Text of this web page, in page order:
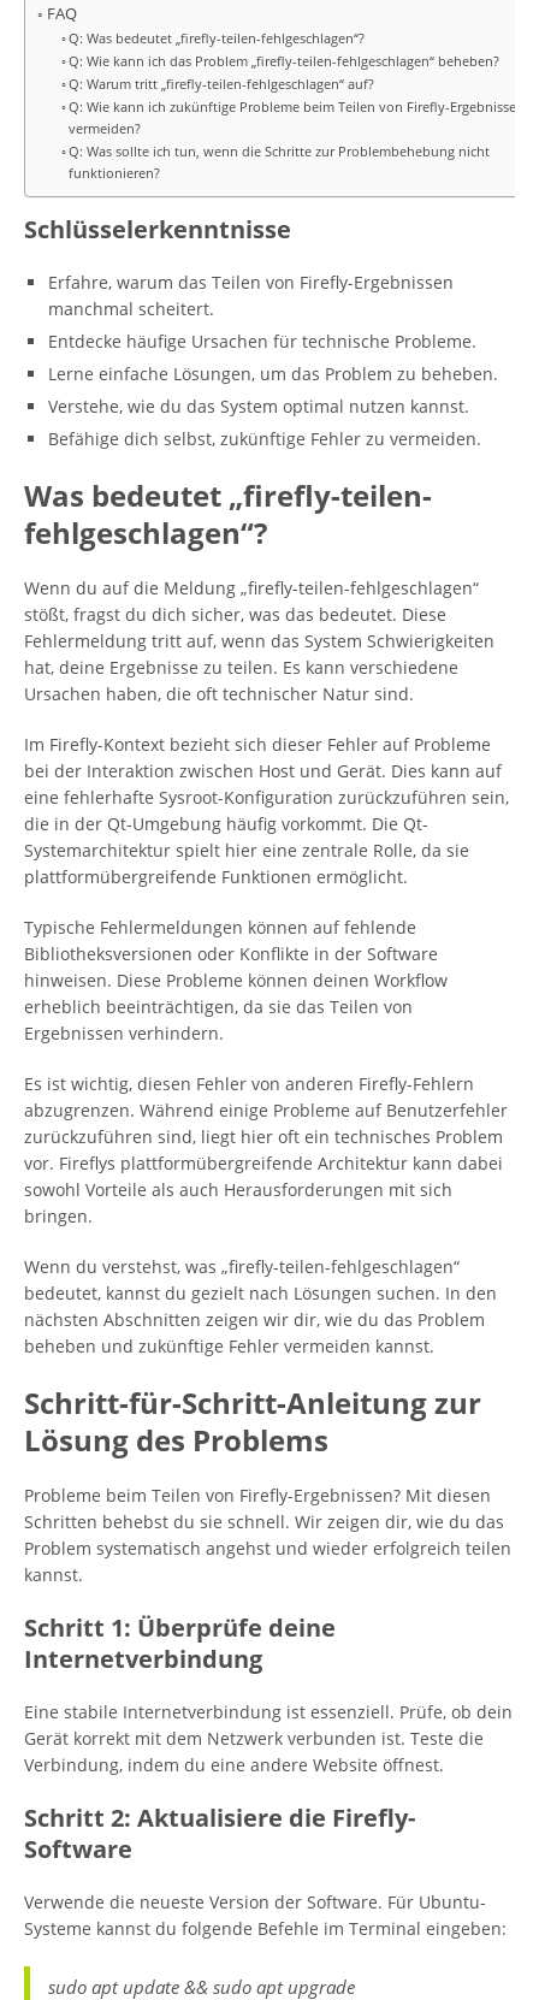
FAQ
Q: Was bedeutet „firefly-teilen-fehlgeschlagen“?
Q: Wie kann ich das Problem „firefly-teilen-fehlgeschlagen“ beheben?
Q: Warum tritt „firefly-teilen-fehlgeschlagen“ auf?
Q: Wie kann ich zukünftige Probleme beim Teilen von Firefly-Ergebnissen
vermeiden?
Q: Was sollte ich tun, wenn die Schritte zur Problembehebung nicht
funktionieren?
Schlüsselerkenntnisse
Erfahre, warum das Teilen von Firefly-Ergebnissen
manchmal scheitert.
Entdecke häufige Ursachen für technische Probleme.
Lerne einfache Lösungen, um das Problem zu beheben.
Verstehe, wie du das System optimal nutzen kannst.
Befähige dich selbst, zukünftige Fehler zu vermeiden.
Was bedeutet „firefly-teilen-
fehlgeschlagen“?
Wenn du auf die Meldung „firefly-teilen-fehlgeschlagen“
stößt, fragst du dich sicher, was das bedeutet. Diese
Fehlermeldung tritt auf, wenn das System Schwierigkeiten
hat, deine Ergebnisse zu teilen. Es kann verschiedene
Ursachen haben, die oft technischer Natur sind.
Im Firefly-Kontext bezieht sich dieser Fehler auf Probleme
bei der Interaktion zwischen Host und Gerät. Dies kann auf
eine fehlerhafte Sysroot-Konfiguration zurückzuführen sein,
die in der Qt-Umgebung häufig vorkommt. Die Qt-
Systemarchitektur spielt hier eine zentrale Rolle, da sie
plattformübergreifende Funktionen ermöglicht.
Typische Fehlermeldungen können auf fehlende
Bibliotheksversionen oder Konflikte in der Software
hinweisen. Diese Probleme können deinen Workflow
erheblich beeinträchtigen, da sie das Teilen von
Ergebnissen verhindern.
Es ist wichtig, diesen Fehler von anderen Firefly-Fehlern
abzugrenzen. Während einige Probleme auf Benutzerfehler
zurückzuführen sind, liegt hier oft ein technisches Problem
vor. Fireflys plattformübergreifende Architektur kann dabei
sowohl Vorteile als auch Herausforderungen mit sich
bringen.
Wenn du verstehst, was „firefly-teilen-fehlgeschlagen“
bedeutet, kannst du gezielt nach Lösungen suchen. In den
nächsten Abschnitten zeigen wir dir, wie du das Problem
beheben und zukünftige Fehler vermeiden kannst.
Schritt-für-Schritt-Anleitung zur
Lösung des Problems
Probleme beim Teilen von Firefly-Ergebnissen? Mit diesen
Schritten behebst du sie schnell. Wir zeigen dir, wie du das
Problem systematisch angehst und wieder erfolgreich teilen
kannst.
Schritt 1: Überprüfe deine
Internetverbindung
Eine stabile Internetverbindung ist essenziell. Prüfe, ob dein
Gerät korrekt mit dem Netzwerk verbunden ist. Teste die
Verbindung, indem du eine andere Website öffnest.
Schritt 2: Aktualisiere die Firefly-
Software
Verwende die neueste Version der Software. Für Ubuntu-
Systeme kannst du folgende Befehle im Terminal eingeben:
sudo apt update && sudo apt upgrade